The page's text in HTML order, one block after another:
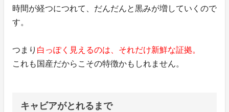
時間が経つにつれて、だんだんと黒みが増していくので
す。
つまり 白っぽく見えるのは、それだけ新鮮な証拠。
これも国産だからこその特徴かもしれません。
キャビアがとれるまで